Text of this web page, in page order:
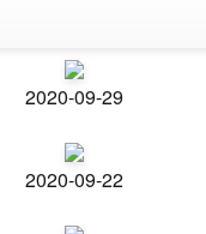
2020-09-29
2020-09-22